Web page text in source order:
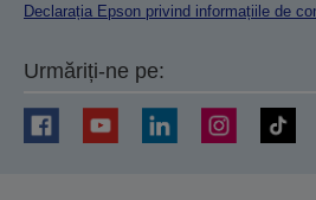
Declarația Epson privind informațiile de
Urmăriți-ne pe: